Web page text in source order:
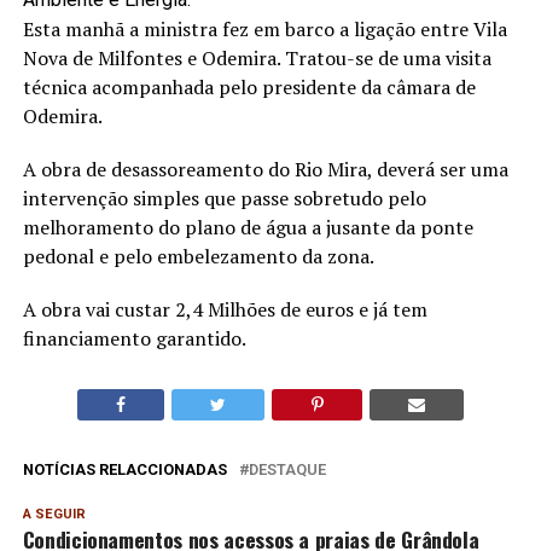
Esta manhã a ministra fez em barco a ligação entre Vila
Nova de Milfontes e Odemira. Tratou-se de uma visita
técnica acompanhada pelo presidente da câmara de
Odemira.
A obra de desassoreamento do Rio Mira, deverá ser uma
intervenção simples que passe sobretudo pelo
melhoramento do plano de água a jusante da ponte
pedonal e pelo embelezamento da zona.
A obra vai custar 2,4 Milhões de euros e já tem
financiamento garantido.
NOTÍCIAS RELACCIONADAS DESTAQUE
A SEGUIR
Condicionamentos nos acessos a praias de Grândola